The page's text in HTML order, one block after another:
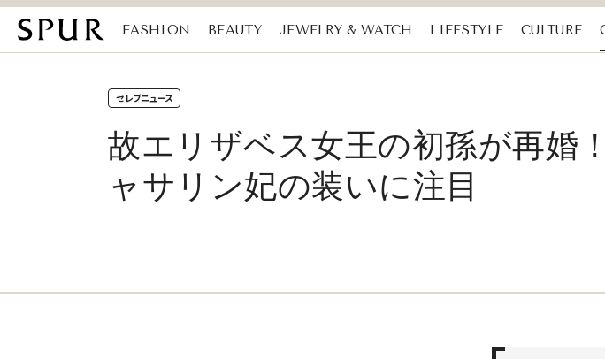
FASHION BEAUTY JEWELRY & WATCH LIFESTYLE CULTURE
セレブニュース
故エリザベス女王の初孫が再婚
ャサリン妃の装いに注目